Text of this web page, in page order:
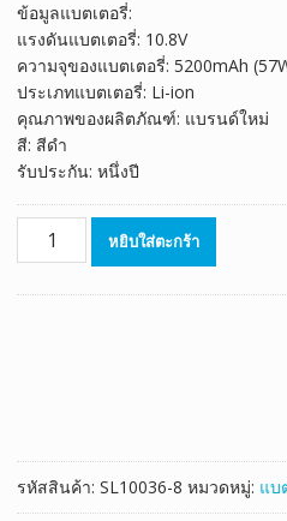
was:
฿1,723.00.฿958.00.
ข้อมูลแบตเตอรี่:
แรงดันแบตเตอรี่: 10.8V
ความจุของแบตเตอรี่: 5200mAh
ประเภทแบตเตอรี่: Li-ion
คุณภาพของผลิตภัณฑ์: แบรนด์ใหม่
สี: สีดำ
รับประกัน: หนึ่งปี
จำนวน
P7818
ชิ้น
หยิบใส่ตะกร้า
รหัสสินค้า: SL10036-8 หมวดหมู่: แบ